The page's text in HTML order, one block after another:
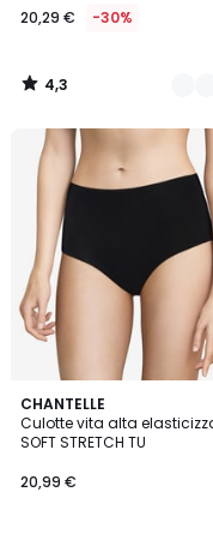
20,29 € -30%
4,3
/
CHANTELLE
Culotte vita alta
SOFT STRETCH TU
20,99 €
4,6
/ 5